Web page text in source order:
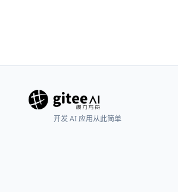
开发 AI 应用从此简单